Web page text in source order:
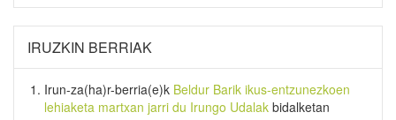
IRUZKIN BERRIAK
Irun-za(ha)r-berria(e)k Beldur Barik ikus-entzunezkoen
lehiaketa martxan jarri du Irungo Udalak bidalketan